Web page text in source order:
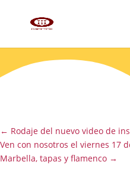
← Rodaje del nuevo video de
Ven con nosotros el viernes 17
Marbella, tapas y flamenco →